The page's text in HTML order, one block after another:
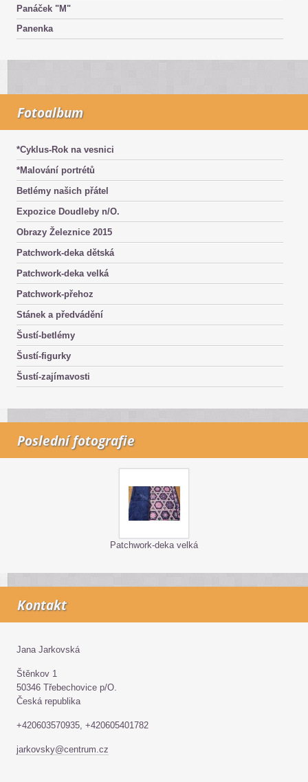
Panáček "M"
Panenka
Fotoalbum
*Cyklus-Rok na vesnici
*Malování portrétů
Betlémy našich přátel
Expozice Doudleby n/O.
Obrazy Železnice 2015
Patchwork-deka dětská
Patchwork-deka velká
Patchwork-přehoz
Stánek a předvádění
Šustí-betlémy
Šustí-figurky
Šustí-zajímavosti
Poslední fotografie
Patchwork-deka velká
Kontakt
Jana Jarkovská
Štěnkov 1
50346 Třebechovice p/O.
Česká republika
+420603570935, +420605401782
jarkovsky@centrum.cz